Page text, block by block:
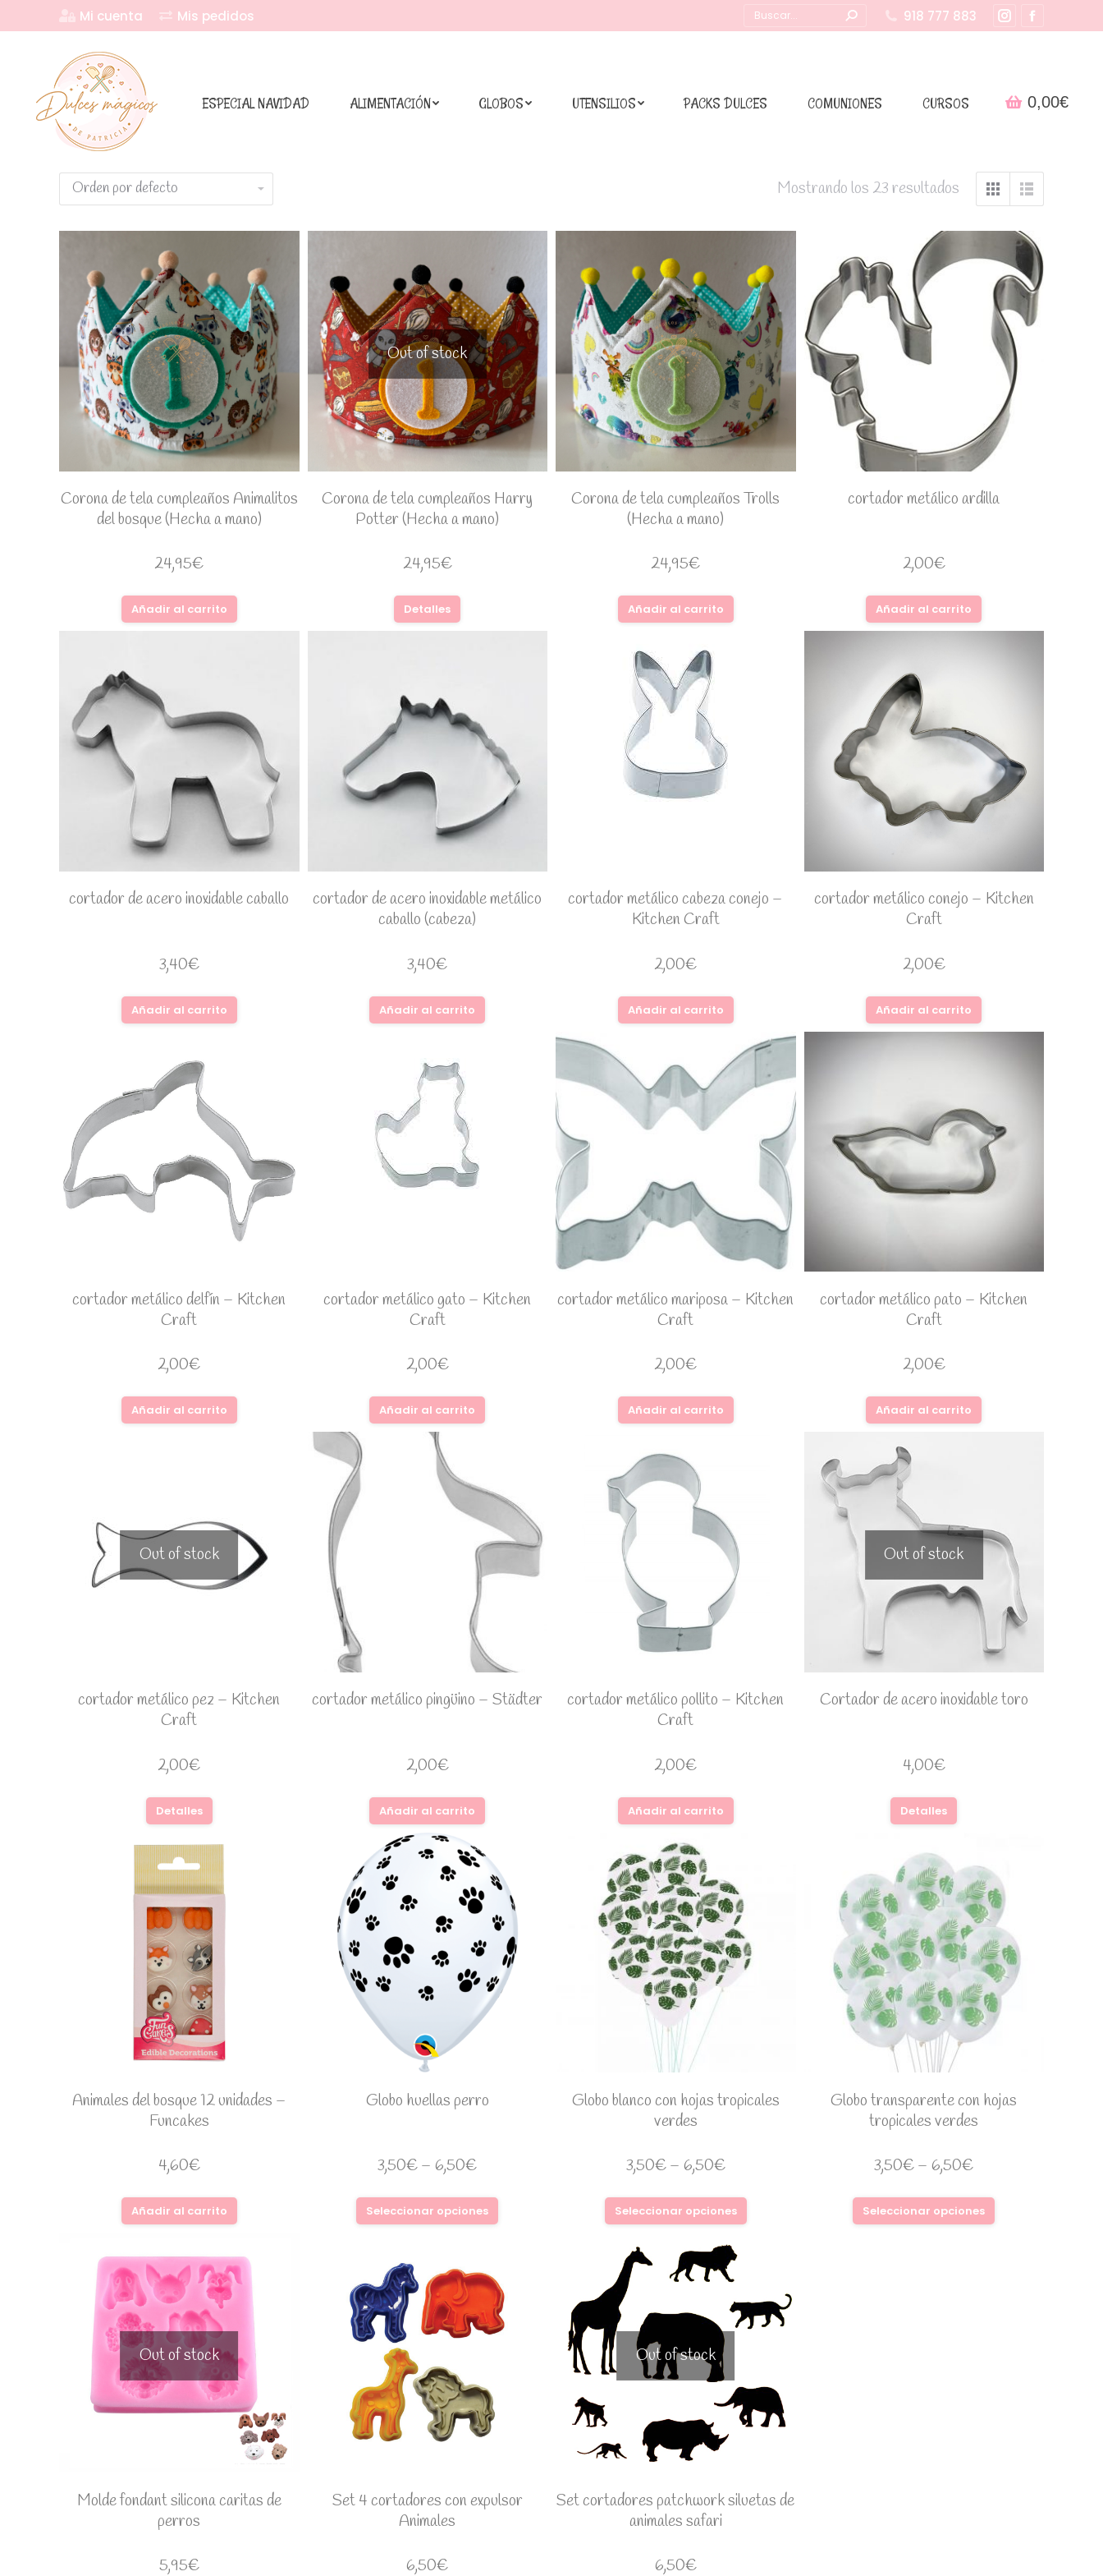
Mi cuenta Mis pedidos Buscar: 918 777 883
Instagram
in
Facebook
in
ESPECIAL NAVIDAD ALIMENTACIÓN GLOBOS UTENSILIOS PACKS DULCES COMUNIONES CURSOS 0,00€
Mostrando los 23 resultados
Corona de tela cumpleaños Animalitos
del bosque (Hecha a mano)
24,95€
Añadir al carrito
Out of stock
Corona de tela cumpleaños Harry
Potter (Hecha a mano)
24,95€
Detalles
Corona de tela cumpleaños Trolls
(Hecha a mano)
24,95€
Añadir al carrito
cortador metálico ardilla
2,00€
Añadir al carrito
cortador de acero inoxidable caballo
3,40€
Añadir al carrito
cortador de acero inoxidable metálico
caballo (cabeza)
3,40€
Añadir al carrito
cortador metálico cabeza conejo –
Kitchen Craft
2,00€
Añadir al carrito
cortador metálico conejo – Kitchen
Craft
2,00€
Añadir al carrito
cortador metálico delfín – Kitchen
Craft
2,00€
Añadir al carrito
cortador metálico gato – Kitchen
Craft
2,00€
Añadir al carrito
cortador metálico mariposa – Kitchen
Craft
2,00€
Añadir al carrito
cortador metálico pato – Kitchen
Craft
2,00€
Añadir al carrito
Out of stock
cortador metálico pez – Kitchen
Craft
2,00€
Detalles
cortador metálico pingüino – Städter
2,00€
Añadir al carrito
cortador metálico pollito – Kitchen
Craft
2,00€
Añadir al carrito
Out of stock
Cortador de acero inoxidable toro
4,00€
Detalles
Animales del bosque 12 unidades –
Funcakes
4,60€
Añadir al carrito
Globo huellas perro
3,50€–6,50€
Seleccionar opciones
Globo blanco con hojas tropicales
verdes
3,50€– 6,50€
Seleccionar opciones
Globo transparente con hojas
tropicales verdes
3,50€–6,50€
Seleccionar opciones
Out of stock
Molde fondant silicona caritas de
perros
5,95€
Set 4 cortadores con expulsor
Animales
6,50€
Out of stock
Set cortadores patchwork siluetas de
animales safari
6,50€